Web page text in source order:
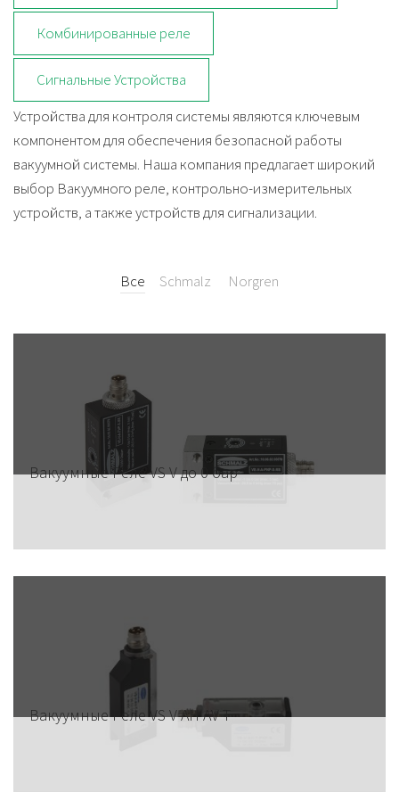
Комбинированные реле
Сигнальные Устройства
Устройства для контроля системы являются ключевым
компонентом для обеспечения безопасной работы
вакуумной системы. Наша компания предлагает широкий
выбор Вакуумного реле, контрольно-измерительных
устройств, а также устройств для сигнализации.
Все Schmalz Norgren
Вакуумные Реле VS V до 0 бар
Вакуумные Реле VS V AH AV T